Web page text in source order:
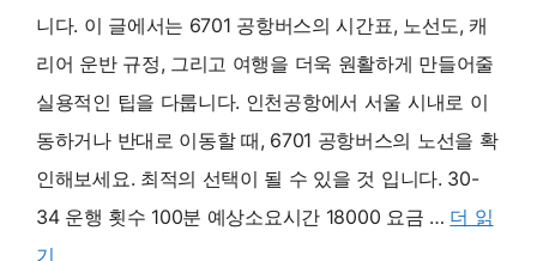
니다. 이 글에서는 6701 공항버스의 시간표, 노선도, 캐
리어 운반 규정, 그리고 여행을 더욱 원활하게 만들어줄
실용적인 팁을 다룹니다. 인천공항에서 서울 시내로 이
동하거나 반대로 이동할 때, 6701 공항버스의 노선을 확
인해보세요. 최적의 선택이 될 수 있을 것 입니다. 30-
34 운행 횟수 100분 예상소요시간 18000 요금 … 더 읽
기